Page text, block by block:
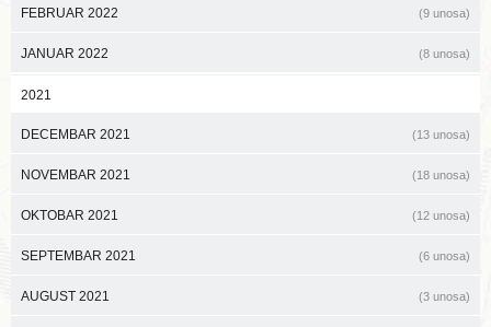
FEBRUAR 2022 (9 unosa)
JANUAR 2022 (8 unosa)
2021
DECEMBAR 2021 (13 unosa)
NOVEMBAR 2021 (18 unosa)
OKTOBAR 2021 (12 unosa)
SEPTEMBAR 2021 (6 unosa)
AUGUST 2021 (3 unosa)